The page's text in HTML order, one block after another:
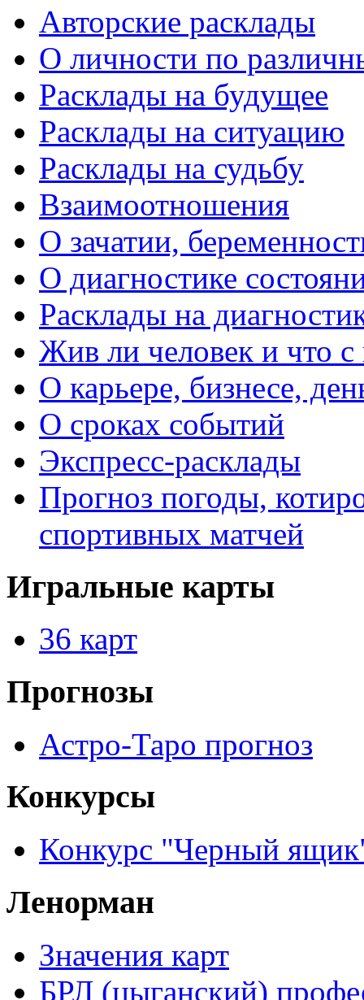
Авторские расклады
О личности по
Расклады на будущее
Расклады на ситуацию
Расклады на судьбу
Взаимоотношения
О зачатии,
О диагностике
Расклады на
Жив ли человек и что
О карьере, бизнесе,
О сроках событий
Экспресс-расклады
Прогноз погоды,
спортивных матчей
Игральные карты
36 карт
Прогнозы
Астро-Таро прогноз
Конкурсы
Конкурс "Черный
Ленорман
Значения карт
БРЛ (цыганский)